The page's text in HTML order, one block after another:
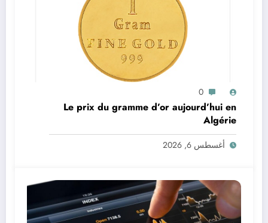
0
Le prix du gramme d’or aujourd’hui en
Algérie
أغسطس 6, 2026